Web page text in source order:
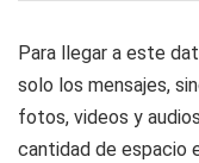
Para llegar a este
solo los mensajes,
fotos, videos y
cantidad de espacio